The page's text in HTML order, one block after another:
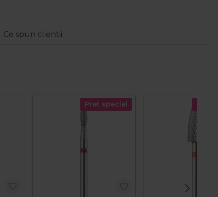
Ce spun clientii
Pret special